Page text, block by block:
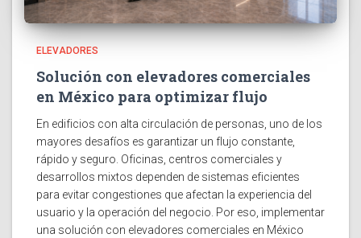
ELEVADORES
Solución con elevadores comerciales
en México para optimizar flujo
En edificios con alta circulación de personas, uno de los
mayores desafíos es garantizar un flujo constante,
rápido y seguro. Oficinas, centros comerciales y
desarrollos mixtos dependen de sistemas eficientes
para evitar congestiones que afectan la experiencia del
usuario y la operación del negocio. Por eso, implementar
una solución con elevadores comerciales en México